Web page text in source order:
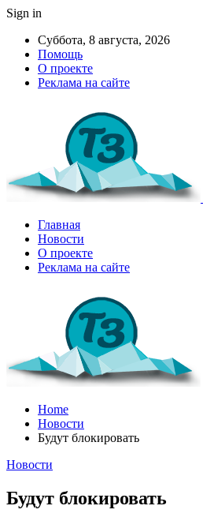
Sign in
Суббота, 8 августа, 2026
Помощь
О проекте
Реклама на сайте
Главная
Новости
О проекте
Реклама на сайте
Home
Новости
Будут блокировать
Новости
Будут блокировать